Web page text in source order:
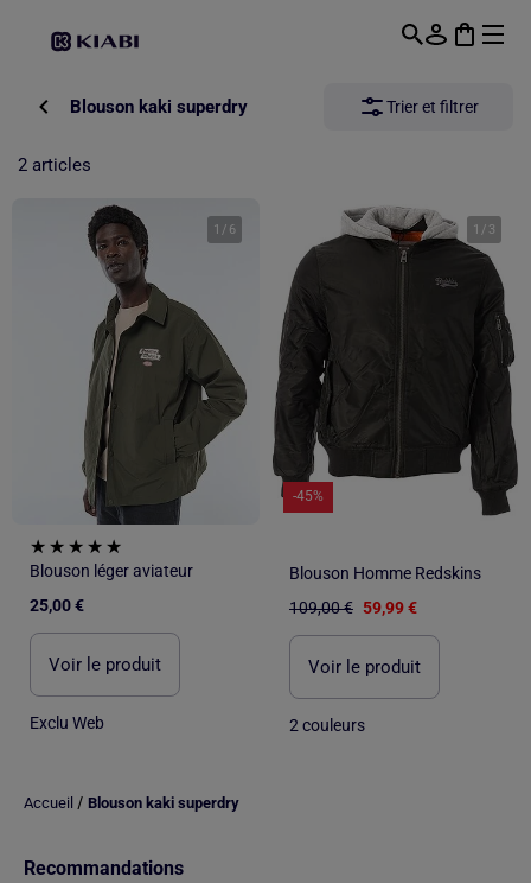
Blouson kaki superdry Trier et filtrer
2 articles
1 / 6
Blouson léger aviateur
25,00 €
Voir le produit
Exclu Web
1 / 3
-45%
Blouson Homme Redskins
109,00 € 59,99 €
Voir le produit
2 couleurs
Accueil / Blouson kaki superdry
Recommandations